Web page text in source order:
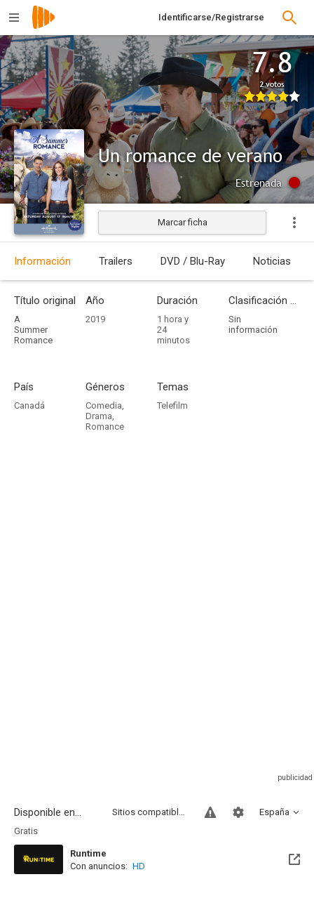
Identificarse/Registrarse
7.8
2 votos
Un romance de verano
Estrenada
Marcar ficha
Información Trailers DVD / Blu-Ray Noticias
Título original
A
Summer
Romance
Año
2019
Duración
1 hora y
24
minutos
Clasificación por edades
Sin
información
País
Canadá
Géneros
Comedia,
Drama,
Romance
Temas
Telefilm
Disponible en... España
Sitios compatibles
Gratis
Runtime
Con anuncios: HD